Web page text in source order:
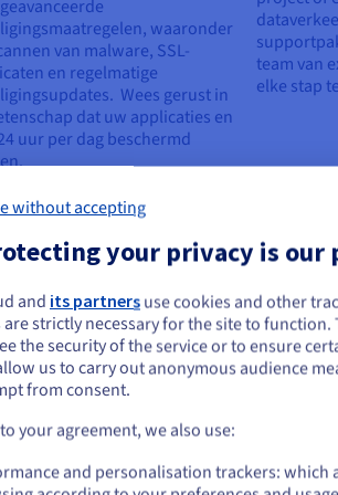
waaronder
van malware, SSL-
en regelmatige
Wees gerust in
dat uw applicaties en
uur per dag beschermd
team van
elke stap
van de AVG &
lijkt je in Verenigde Staten
wilt bestellen vanuit [land], moet je de juiste
aanmaken.
to Verenigde Staten website
without accepting
your privacy is
and its partners use cookies and other
strictly necessary for the site to
the security of the service or to ensure
us to carry out anonymous audience
from consent.
your agreement, we also use:
and personalisation trackers: which